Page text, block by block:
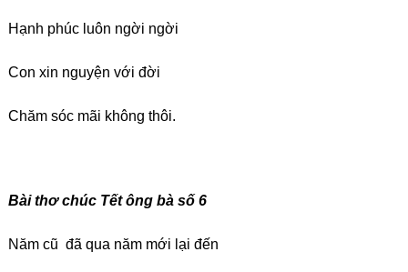
Hạnh phúc luôn ngời ngời
Con xin nguyện với đời
Chăm sóc mãi không thôi.
Bài thơ chúc Tết ông bà số 6
Năm cũ đã qua năm mới lại đến